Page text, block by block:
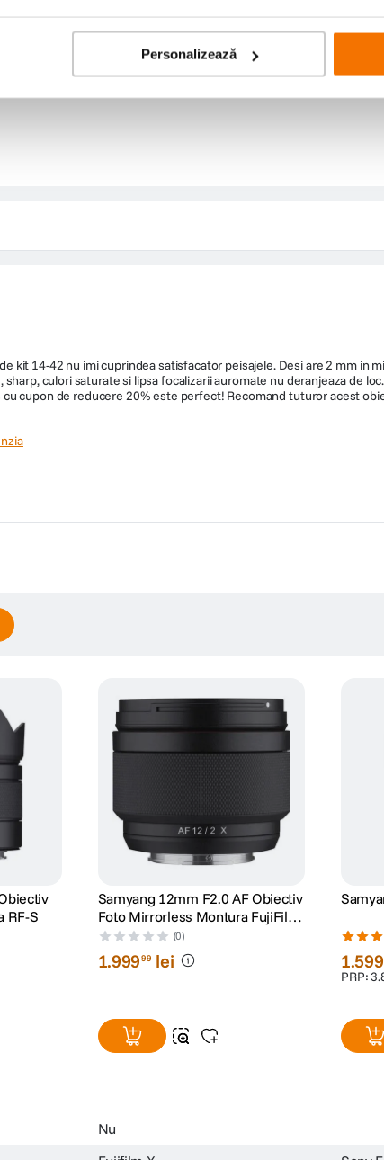
Personalizează
kit 14-42 nu imi cuprindea satisfacator peisajele. Desi are 2 mm in
culori saturate si lipsa focalizarii auromate nu deranjeaza de
cupon de reducere 20% este perfect! Recomand tuturor acest
RF-S
Samyang 12mm F2.0 AF Obiectiv
Foto Mirrorless Montura FujiFilm
X
(0)
1.99999 lei 1.599
PRP:3.
Nu